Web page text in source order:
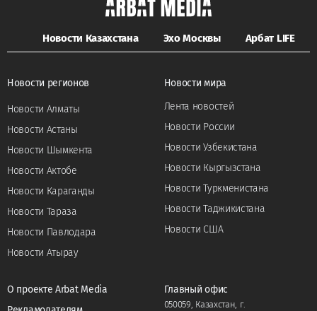
Новости Казахстана Эхо Москвы Арбат LIFE
Новости регионов
Новости Алматы
Новости Астаны
Новости Шымкента
Новости Актобе
Новости Караганды
Новости Тараза
Новости Павлодара
Новости Атырау
Новости мира
Лента новостей
Новости России
Новости Узбекистана
Новости Кыргызстана
Новости Туркменистана
Новости Таджикистана
Новости США
О проекте Arbat Media
Главный офис
050059, Казахстан, г.